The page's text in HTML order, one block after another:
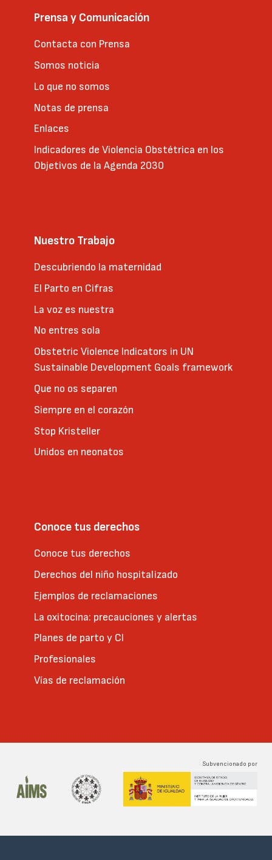
Prensa y Comunicación
Contacta con Prensa
Somos noticia
Lo que no somos
Notas de prensa
Enlaces
Indicadores de Violencia Obstétrica en los
Objetivos de la Agenda 2030
Nuestro Trabajo
Descubriendo la maternidad
El Parto en Cifras
La voz es nuestra
No entres sola
Obstetric Violence Indicators in UN
Sustainable Development Goals framework
Que no os separen
Siempre en el corazón
Stop Kristeller
Unidos en neonatos
Conoce tus derechos
Conoce tus derechos
Derechos del niño hospitalizado
Ejemplos de reclamaciones
La oxitocina: precauciones y alertas
Planes de parto y CI
Profesionales
Vías de reclamación
Subvencionado por